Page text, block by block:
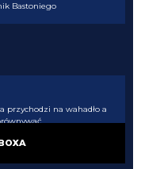
Bastoniego
przychodzi na wahadło a